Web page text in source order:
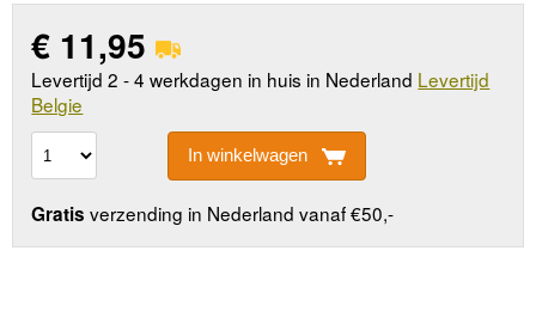
€ 11,95
Levertijd 2 - 4 werkdagen in huis in Nederland Levertijd
Belgie
In winkelwagen
Gratis verzending in Nederland vanaf €50,-